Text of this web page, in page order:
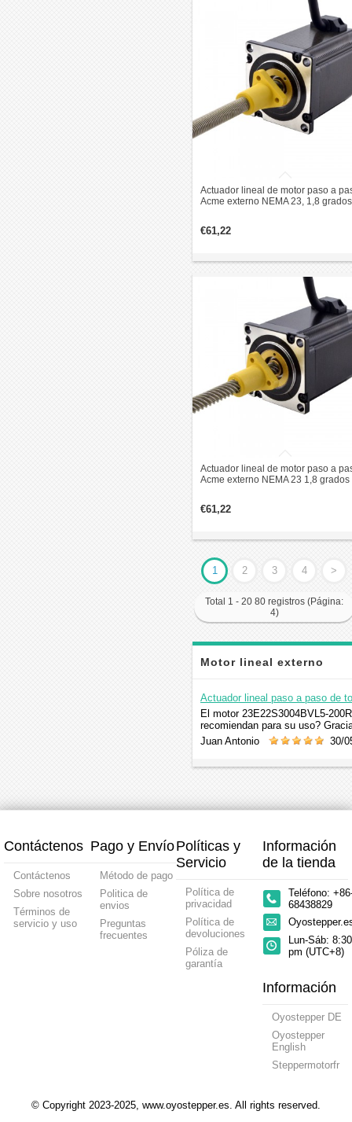
Actuador lineal de motor paso a
Acme externo NEMA 23, 1,8
€61,22
Actuador lineal de motor paso a
Acme externo NEMA 23 1,8 grados
€61,22
1 2 3 4 >
Total 1 - 20 80 registros (Página:
4)
Motor lineal externo
Comentario
Actuador lineal paso a paso de
El motor 23E22S3004BVL5-
recomiendan para su uso?
Juan Antonio
30/
Contáctenos
Contáctenos
Sobre nosotros
Términos de
servicio y uso
Pago y Envío
Método de pago
Politica de
envios
Preguntas
frecuentes
Políticas y
Servicio
Política de
privacidad
Política de
devoluciones
Póliza de
garantía
Información
de la tienda
Teléfono:
68438829
Lun-Sáb:
pm (UTC+8)
Información
Oyostepper DE
Oyostepper
English
Steppermotorfr
© Copyright 2023-2025, www.oyostepper.es. All rights reserved.